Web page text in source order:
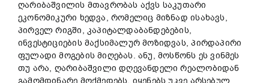
ღარიბაშვილის მთავრობას აქვს საკუთარი
ეკონომიკური ხედვა, რომელიც მიზნად ისახავს, ​​
პირველ რიგში, კაპიტალდაბანდებების,
ინვესტიციების მაქსიმალურ მოზიდვას, პირდაპირი
ფულადი მოგების მიღებას. ანუ, მოსწონს ეს ვინმეს
თუ არა, ღარიბაშვილი დღევანდელი რეალობიდან
გამომდინარე მოქმედებს, იყენებს უკვე არსებულ